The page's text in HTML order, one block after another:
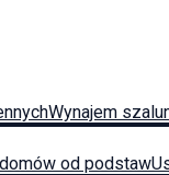
Wynajem
od podstaw